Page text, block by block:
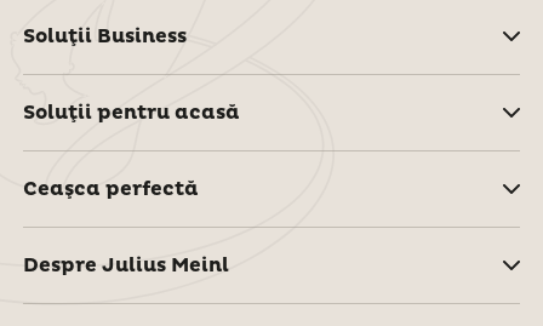
Soluţii Business
Soluţii pentru acasă
Ceaşca perfectă
Despre Julius Meinl